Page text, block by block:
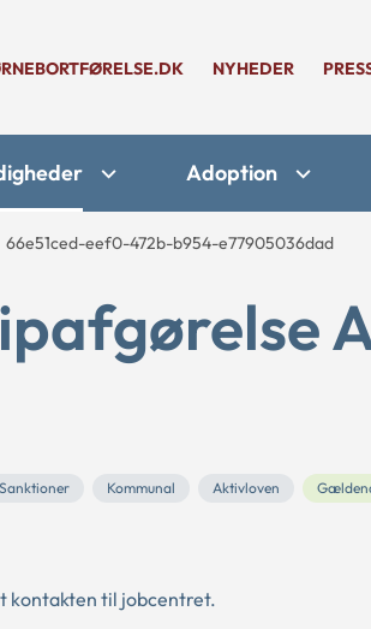
NYHEDER
Adoption
66e51ced-eef0-472b-b954-e77905036dad
Sanktioner Kommunal Aktivloven
kontakten til jobcentret.